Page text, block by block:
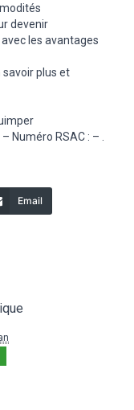
devenir
les avantages
savoir plus et
Numéro RSAC : – .
Email